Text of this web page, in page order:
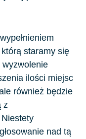
staramy się
wyzwolenie
ilości miejsc
również będzie
z
nad tą